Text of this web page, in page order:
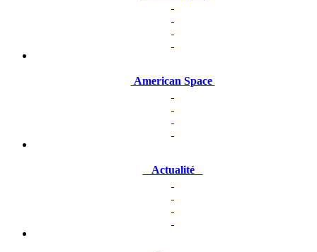
American Space
Actualité